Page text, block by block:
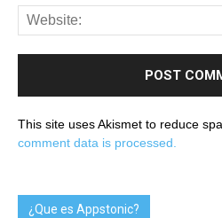
This site uses Akismet to reduce
comment data is processed.
¿Que es Appstonic?